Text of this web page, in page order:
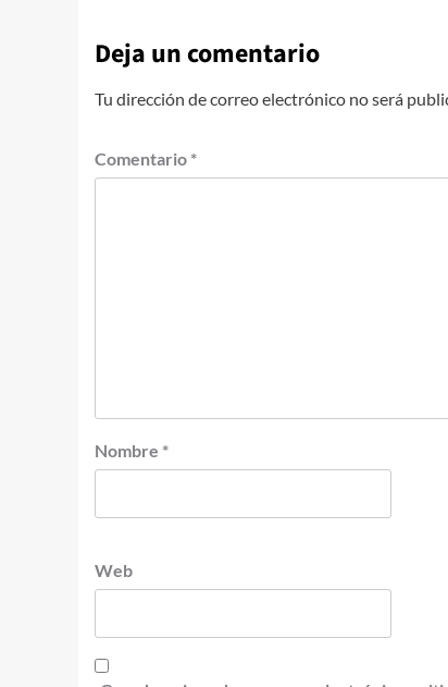
Deja un comentario
Tu dirección de correo electrónico no será
Comentario *
Nombre *
Web